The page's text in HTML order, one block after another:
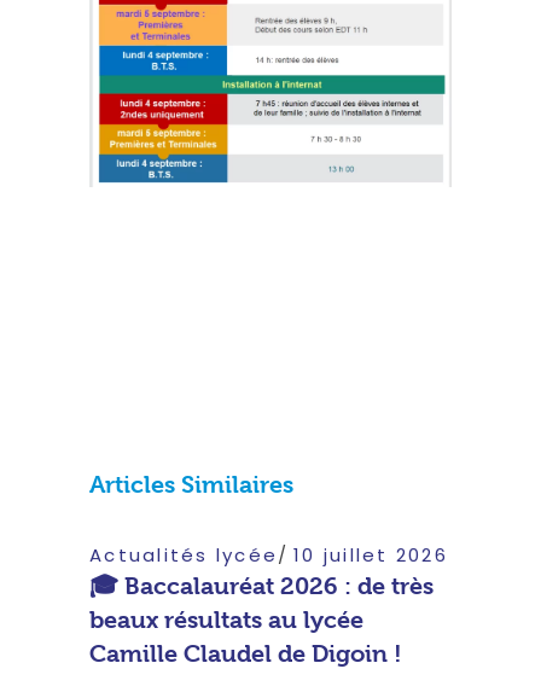
Articles Similaires
Actualités lycée 10 juillet 2026
🎓 Baccalauréat 2026 : de très
beaux résultats au lycée
Camille Claudel de Digoin !